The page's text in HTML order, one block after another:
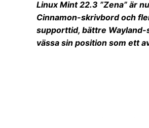
Linux Mint 22.3 ”Zena” är
Cinnamon-skrivbord och
supporttid, bättre
vässa sin position som ett